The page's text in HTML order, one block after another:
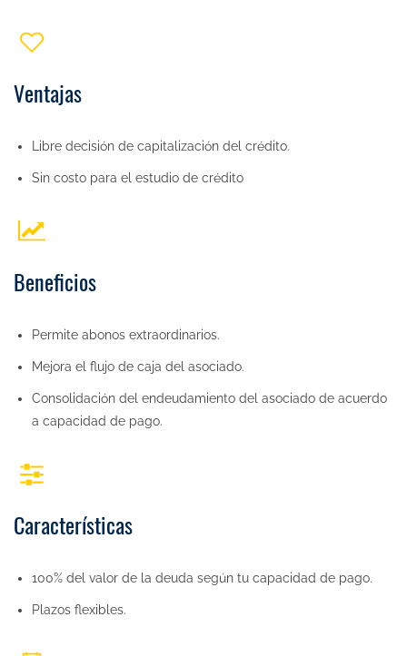
Ventajas
Libre decisión de capitalización del crédito.
Sin costo para el estudio de crédito
Beneficios
Permite abonos extraordinarios.
Mejora el flujo de caja del asociado.
Consolidación del endeudamiento del asociado de acuerdo
a capacidad de pago.
Características
100% del valor de la deuda según tu capacidad de pago.
Plazos flexibles.